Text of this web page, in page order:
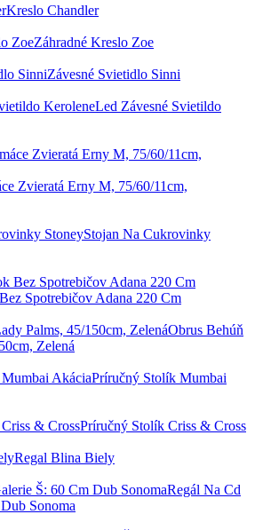
Kreslo Chandler
Záhradné Kreslo Zoe
Závesné Svietidlo Sinni
Led Závesné Svietildo
Zvieratá Erny M, 75/60/11cm,
Stojan Na Cukrovinky
Spotrebičov Adana 220 Cm
Obrus Behúň
Zelená
Príručný Stolík Mumbai
Príručný Stolík Criss & Cross
Regal Blina Biely
Regál Na Cd
Sonoma